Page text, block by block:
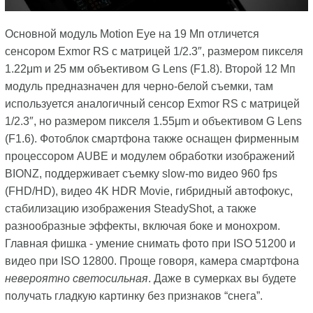
Основной модуль Motion Eye на 19 Мп отличется
сенсором Exmor RS с матрицей 1/2.3″, размером пикселя
1.22μm и 25 мм объективом G Lens (F1.8). Второй 12 Мп
модуль предназначен для черно-белой съемки, там
используется аналогичный сенсор Exmor RS с матрицей
1/2.3″, но размером пикселя 1.55μm и объективом G Lens
(F1.6). Фотоблок смартфона также оснащен фирменным
процессором AUBE и модулем обработки изображений
BIONZ, поддерживает съемку slow-mo видео 960 fps
(FHD/HD), видео 4K HDR Movie, гибридный автофокус,
стабилизацию изображения SteadyShot, а также
разнообразные эффекты, включая боке и монохром.
Главная фишка - умение снимать фото при ISO 51200 и
видео при ISO 12800. Проще говоря, камера смартфона
невероятно светосильная. Даже в сумерках вы будете
получать гладкую картинку без признаков “снега”.